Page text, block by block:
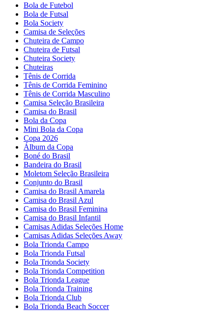
Bola de Futebol
Bola de Futsal
Bola Society
Camisa de Seleções
Chuteira de Campo
Chuteira de Futsal
Chuteira Society
Chuteiras
Tênis de Corrida
Tênis de Corrida Feminino
Tênis de Corrida Masculino
Camisa Seleção Brasileira
Camisa do Brasil
Bola da Copa
Mini Bola da Copa
Copa 2026
Álbum da Copa
Boné do Brasil
Bandeira do Brasil
Moletom Seleção Brasileira
Conjunto do Brasil
Camisa do Brasil Amarela
Camisa do Brasil Azul
Camisa do Brasil Feminina
Camisa do Brasil Infantil
Camisas Adidas Seleções Home
Camisas Adidas Seleções Away
Bola Trionda Campo
Bola Trionda Futsal
Bola Trionda Society
Bola Trionda Competition
Bola Trionda League
Bola Trionda Training
Bola Trionda Club
Bola Trionda Beach Soccer